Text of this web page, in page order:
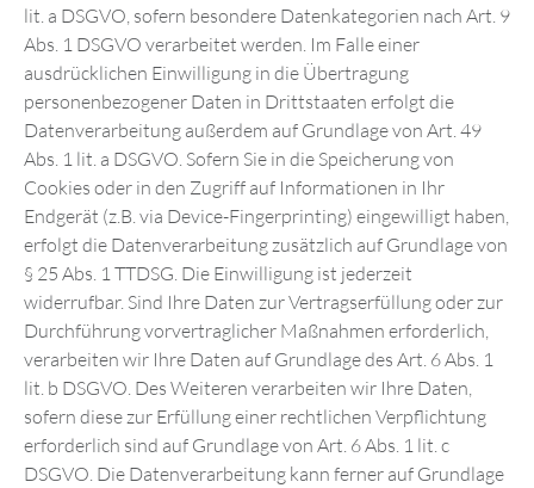
lit. a DSGVO, sofern besondere Datenkategorien nach Art. 9
Abs. 1 DSGVO verarbeitet werden. Im Falle einer
ausdrücklichen Einwilligung in die Übertragung
personenbezogener Daten in Drittstaaten erfolgt die
Datenverarbeitung außerdem auf Grundlage von Art. 49
Abs. 1 lit. a DSGVO. Sofern Sie in die Speicherung von
Cookies oder in den Zugriff auf Informationen in Ihr
Endgerät (z.B. via Device-Fingerprinting) eingewilligt haben,
erfolgt die Datenverarbeitung zusätzlich auf Grundlage von
§ 25 Abs. 1 TTDSG. Die Einwilligung ist jederzeit
widerrufbar. Sind Ihre Daten zur Vertragserfüllung oder zur
Durchführung vorvertraglicher Maßnahmen erforderlich,
verarbeiten wir Ihre Daten auf Grundlage des Art. 6 Abs. 1
lit. b DSGVO. Des Weiteren verarbeiten wir Ihre Daten,
sofern diese zur Erfüllung einer rechtlichen Verpflichtung
erforderlich sind auf Grundlage von Art. 6 Abs. 1 lit. c
DSGVO. Die Datenverarbeitung kann ferner auf Grundlage